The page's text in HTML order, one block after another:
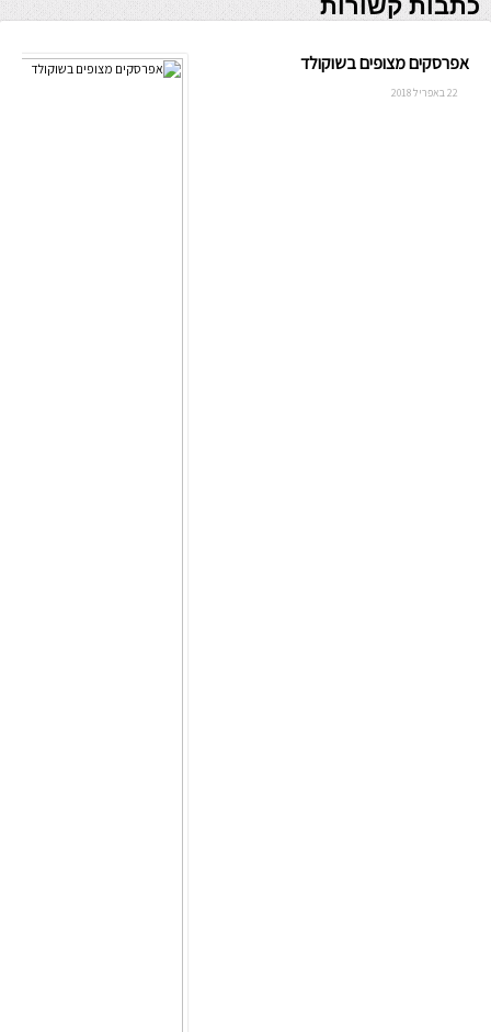
כתבות קשורות
אפרסקים מצופים בשוקולד
22 באפריל 2018